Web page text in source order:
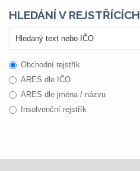
HLEDÁNÍ V REJSTŘÍCÍCH
Obchodní rejstřík
ARES dle IČO
ARES dle jména / názvu
Insolvenční rejstřík